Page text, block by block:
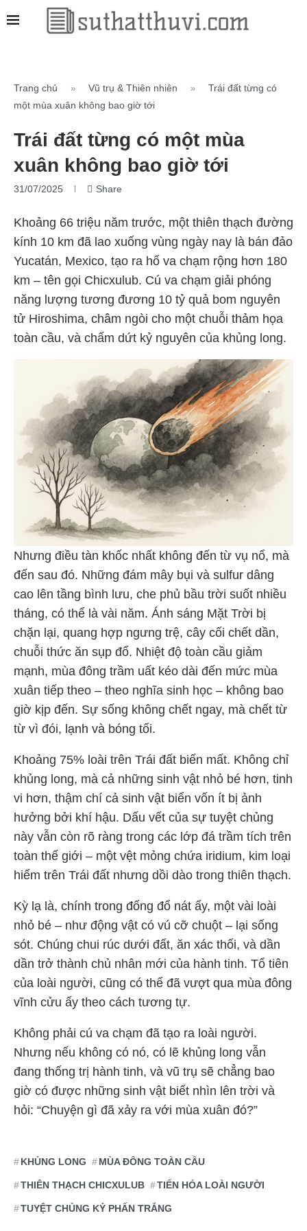
Trang chủ » Vũ trụ & Thiên nhiên »
Trái đất từng có
một mùa xuân không bao giờ tới
Trái đất từng có một mùa
xuân không bao giờ tới
31/07/2025 Share
Khoảng 66 triệu năm trước, một thiên thạch đường
kính 10 km đã lao xuống vùng ngày nay là bán đảo
Yucatán, Mexico, tạo ra hố va chạm rộng hơn 180
km – tên gọi Chicxulub. Cú va chạm giải phóng
năng lượng tương đương 10 tỷ quả bom nguyên
tử Hiroshima, châm ngòi cho một chuỗi thảm họa
toàn cầu, và chấm dứt kỷ nguyên của khủng long.
Nhưng điều tàn khốc nhất không đến từ vụ nổ, mà
đến sau đó. Những đám mây bụi và sulfur dâng
cao lên tầng bình lưu, che phủ bầu trời suốt nhiều
tháng, có thể là vài năm. Ánh sáng Mặt Trời bị
chặn lại, quang hợp ngưng trệ, cây cối chết dần,
chuỗi thức ăn sụp đổ. Nhiệt độ toàn cầu giảm
mạnh, mùa đông trầm uất kéo dài đến mức mùa
xuân tiếp theo – theo nghĩa sinh học – không bao
giờ kịp đến. Sự sống không chết ngay, mà chết từ
từ vì đói, lạnh và bóng tối.
Khoảng 75% loài trên Trái đất biến mất. Không chỉ
khủng long, mà cả những sinh vật nhỏ bé hơn, tinh
vi hơn, thậm chí cả sinh vật biển vốn ít bị ảnh
hưởng bởi khí hậu. Dấu vết của sự tuyệt chủng
này vẫn còn rõ ràng trong các lớp đá trầm tích trên
toàn thế giới – một vệt mỏng chứa iridium, kim loại
hiếm trên Trái đất nhưng dồi dào trong thiên thạch.
Kỳ lạ là, chính trong đống đổ nát ấy, một vài loài
nhỏ bé – như động vật có vú cỡ chuột – lại sống
sót. Chúng chui rúc dưới đất, ăn xác thối, và dần
dần trở thành chủ nhân mới của hành tinh. Tổ tiên
của loài người, cũng có thể đã vượt qua mùa đông
vĩnh cửu ấy theo cách tương tự.
Không phải cú va chạm đã tạo ra loài người.
Nhưng nếu không có nó, có lẽ khủng long vẫn
đang thống trị hành tinh, và vũ trụ sẽ chẳng bao
giờ có được những sinh vật biết nhìn lên trời và
hỏi: “Chuyện gì đã xảy ra với mùa xuân đó?”
KHỦNG LONG MÙA ĐÔNG TOÀN CẦU
THIÊN THẠCH CHICXULUB TIẾN HÓA LOÀI NGƯỜI
TUYỆT CHỦNG KỶ PHẤN TRẮNG